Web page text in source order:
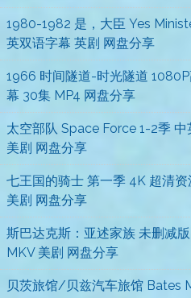
1980-1982 是，大臣 Yes
英双语字幕 英剧 网盘分享
1966 时间隧道-时光隧道
幕 30集 MP4 网盘分享
太空部队 Space Force 1-2季
美剧 网盘分享
七王国的骑士 第一季 4K 超清
美剧 网盘分享
斯巴达克斯：亚述家族 未删减
MKV 美剧 网盘分享
贝茨旅馆/贝兹汽车旅馆 Bates